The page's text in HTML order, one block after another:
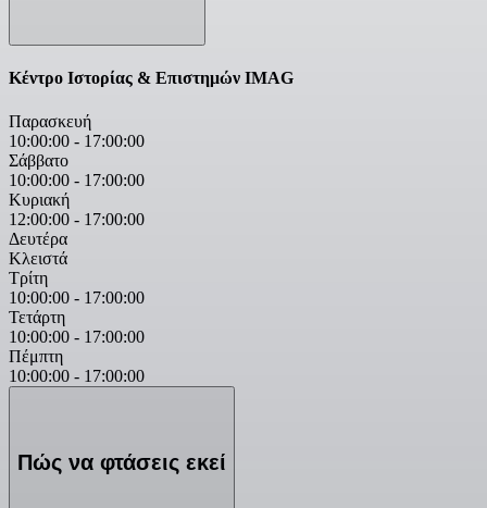
Κέντρο Ιστορίας & Επιστημών IMAG
Παρασκευή
10:00:00 - 17:00:00
Σάββατο
10:00:00 - 17:00:00
Κυριακή
12:00:00 - 17:00:00
Δευτέρα
Κλειστά
Τρίτη
10:00:00 - 17:00:00
Τετάρτη
10:00:00 - 17:00:00
Πέμπτη
10:00:00 - 17:00:00
Πώς να φτάσεις εκεί